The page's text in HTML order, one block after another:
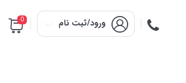
ورود/ثبت نام 0